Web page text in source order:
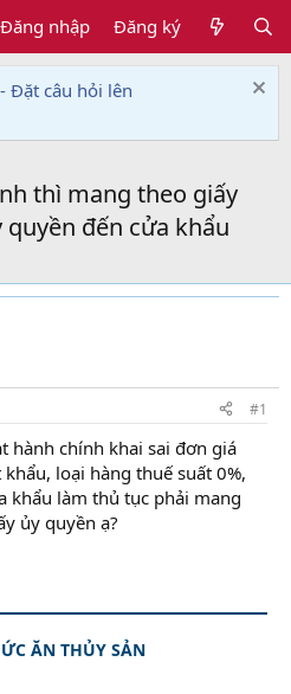
Đăng nhập Đăng ký
Đặt câu hỏi lên
thì mang theo giấy
đến cửa khẩu
#1
hành chính khai sai đơn giá
loại hàng thuế suất 0%,
khẩu làm thủ tục phải mang
ủy quyền ạ?
ĂN THỦY SẢN